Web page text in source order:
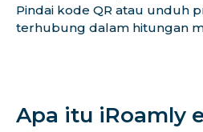
Pindai kode QR atau unduh
terhubung dalam hitungan
Apa itu iRoamly